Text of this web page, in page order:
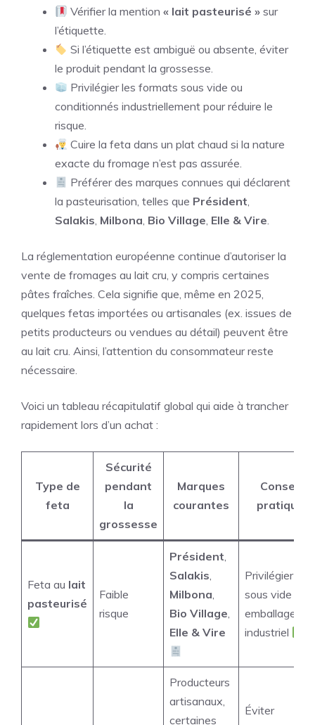
Vérifier la mention« lait pasteurisé » sur
l’étiquette.
Si l’étiquette est ambiguë ou absente, éviter
le produit pendant la grossesse.
Privilégier les formats sous vide ou
conditionnés industriellement pour réduire le
risque.
Cuire la feta dans un plat chaud si la nature
exacte du fromage n’est pas assurée.
Préférer des marques connues qui déclarent
la pasteurisation, telles que Président,
Salakis, Milbona, Bio Village, Elle & Vire.
La réglementation européenne continue d’autoriser la
vente de fromages au lait cru, y compris certaines
pâtes fraîches. Cela signifie que, même en 2025,
quelques fetas importées ou artisanales (ex. issues de
petits producteurs ou vendues au détail) peuvent être
au lait cru. Ainsi, l’attention du consommateur reste
nécessaire.
Voici un tableau récapitulatif global qui aide à trancher
rapidement lors d’un achat :
Type de
feta
Sécurité
pendant
la
grossesse
Marques
courantes
Conseil
pratique
Feta au lait
pasteurisé
Faible
risque
Président,
Salakis,
Milbona,
Bio Village,
Elle & Vire
Privilégier
sous vide ou
emballage
industriel
Producteurs
artisanaux,
certaines
Éviter